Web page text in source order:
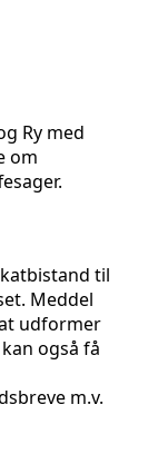
Ry med
om
til
Meddel
udformer
også få
m.v.